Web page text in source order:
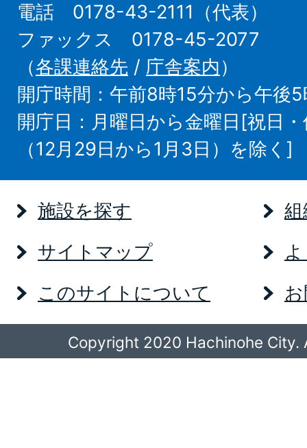
電話 0178-43-2111（代表）
ファックス 0178-45-2077
（各課連絡先 / 庁舎案内）
開庁時間：午前8時15分から午後
開庁日：月曜日から金曜日[祝日
（12月29日から1月3日）を除く]
施設を探す
サイトマップ
このサイトについて
Copyright 2020 Hachinohe City.